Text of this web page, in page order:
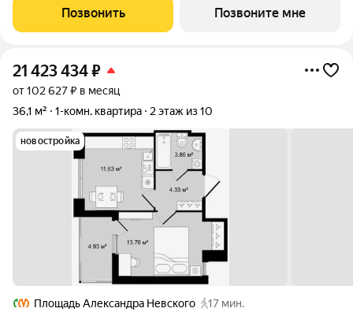
Новгородской улице в районе со сложившейся
инфраструктурой, в непосредственной близости
Позвонить Позвоните мне
21 423 434₽
от 102 627 ₽ в месяц
36,1 м²
1-комн. квартира 2 этаж из 10
новостройка
Площадь Александра Невского
17 мин.